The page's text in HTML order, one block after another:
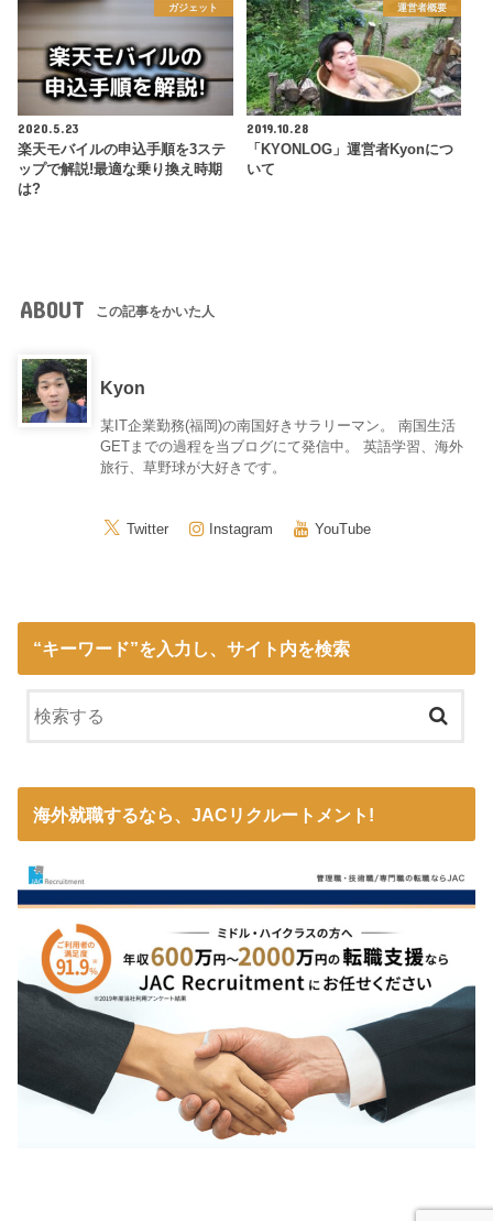
ガジェット
2020.5.23
楽天モバイルの申込手順を3ステ
ップで解説!最適な乗り換え時期
は?
運営者概要
2019.10.28
「KYONLOG」運営者Kyonにつ
いて
ABOUT この記事をかいた人
Kyon
某IT企業勤務(福岡)の南国好きサラリーマン。 南国生活
GETまでの過程を当ブログにて発信中。 英語学習、海外
旅行、草野球が大好きです。
Twitter Instagram YouTube
“キーワード”を入力し、サイト内を検索
海外就職するなら、JACリクルートメント!